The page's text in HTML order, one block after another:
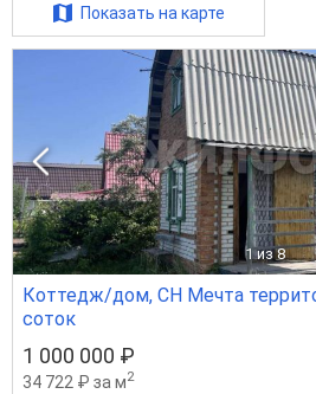
Показать на карте
1 из 8
Коттедж/дом, СН Мечта
соток
1 000 000 ₽
34 722 ₽ за м2